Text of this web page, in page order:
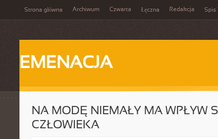
Strona główna Archiwum Czwarta Łęczna Redakcja Spis
EMENACJA
NA MODĘ NIEMAŁY MA WPŁYW
CZŁOWIEKA